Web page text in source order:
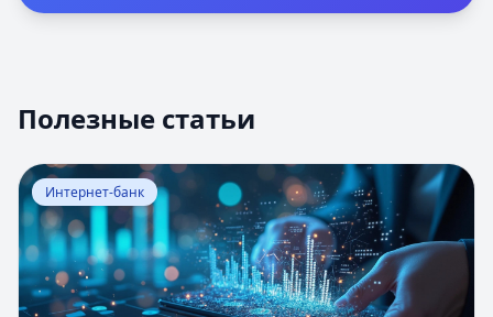
Полезные статьи
Перейти к статье:Оценка вероятности банкротства
Интернет-банк